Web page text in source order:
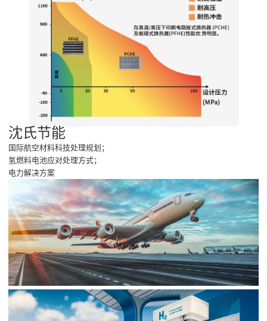
沈氏节能
国际航空材料科技处理规划；
氢燃料电池应对处理方式；
电力解决方案